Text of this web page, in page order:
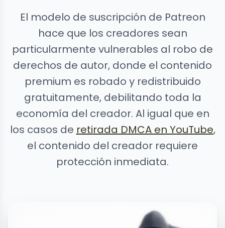
El modelo de suscripción de Patreon
hace que los creadores sean
particularmente vulnerables al robo de
derechos de autor, donde el contenido
premium es robado y redistribuido
gratuitamente, debilitando toda la
economía del creador. Al igual que en
los casos de retirada DMCA en YouTube,
el contenido del creador requiere
protección inmediata.